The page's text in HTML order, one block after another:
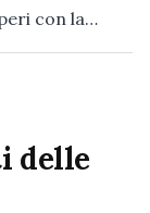
con la…
delle